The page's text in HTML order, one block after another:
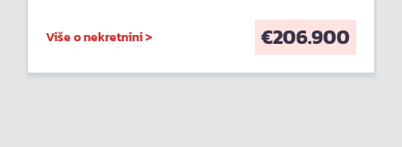
Više o nekretnini > €206.900